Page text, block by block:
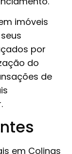
imóveis
por
do
de
em Colinas